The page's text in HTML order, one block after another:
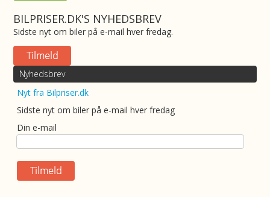
BILPRISER.DK'S NYHEDSBREV
Sidste nyt om biler på e-mail hver fredag.
Nyhedsbrev
Nyt fra Bilpriser.dk
Sidste nyt om biler på e-mail hver fredag
Din e-mail